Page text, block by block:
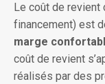
Le coût de revient
financement) est
marge
coût de revient
réalisés par des